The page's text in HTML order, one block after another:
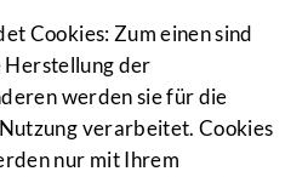
Cookies: Zum einen sind
der
werden sie für die
verarbeitet. Cookies
nur mit Ihrem